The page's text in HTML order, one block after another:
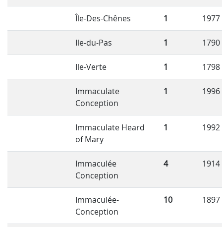
Île-Des-Chênes 1 1977
Ile-du-Pas 1 1790
Ile-Verte 1 1798
Immaculate
Conception
1 1996
Immaculate Heard
of Mary
1 1992
Immaculée
Conception
4 1914
Immaculée-
Conception
10 1897